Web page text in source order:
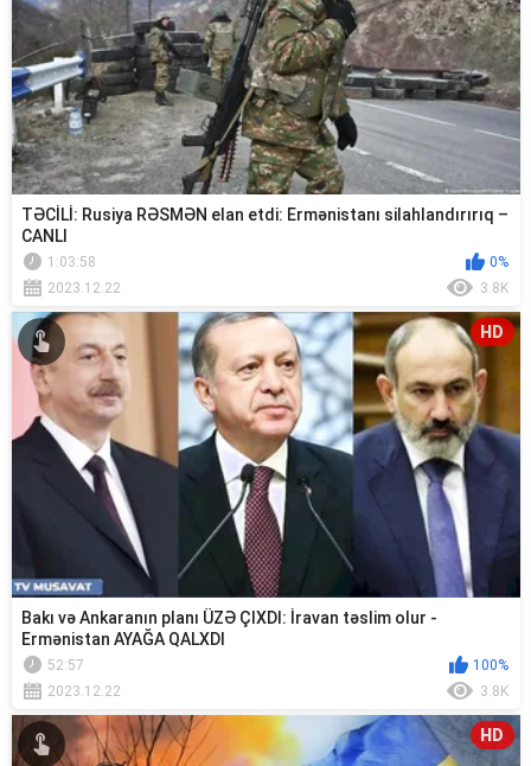
TƏCİLİ: Rusiya RƏSMƏN elan etdi: Ermənistanı silahlandırırıq –
CANLI
1:03:58
0%
2023.12.22
3.8K
HD
Bakı və Ankaranın planı ÜZƏ ÇIXDI: İravan təslim olur -
Ermənistan AYAĞA QALXDI
52:57
100%
2023.12.22
3.8K
HD